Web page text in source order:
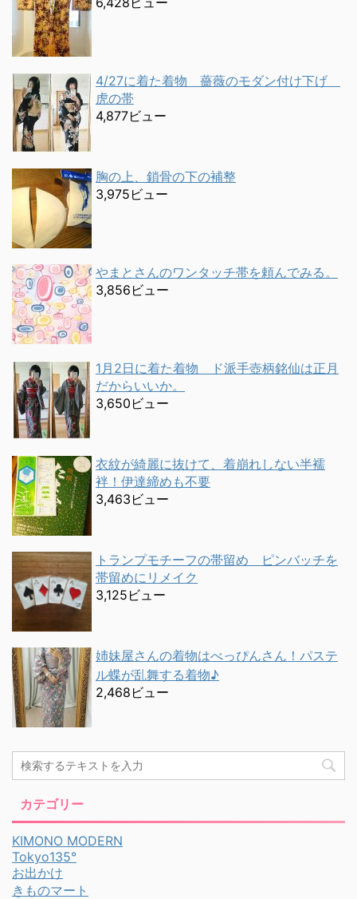
4/27に着た着物 薔薇のモダン付け下げ
虎の帯
4,877ビュー
胸の上、鎖骨の下の補整
3,975ビュー
やまとさんのワンタッチ帯を頼んでみる。
3,856ビュー
1月2日に着た着物 ド派手壺柄銘仙は正月
だからいいか。
3,650ビュー
衣紋が綺麗に抜けて、着崩れしない半襦
袢！伊達締めも不要
3,463ビュー
トランプモチーフの帯留め ピンバッチを
帯留めにリメイク
3,125ビュー
姉妹屋さんの着物はべっぴんさん！パステ
ル蝶が乱舞する着物♪
2,468ビュー
カテゴリー
KIMONO MODERN
Tokyo135°
お出かけ
きものマート